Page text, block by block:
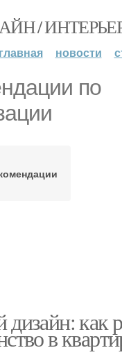
/
главная новости
по
как
в